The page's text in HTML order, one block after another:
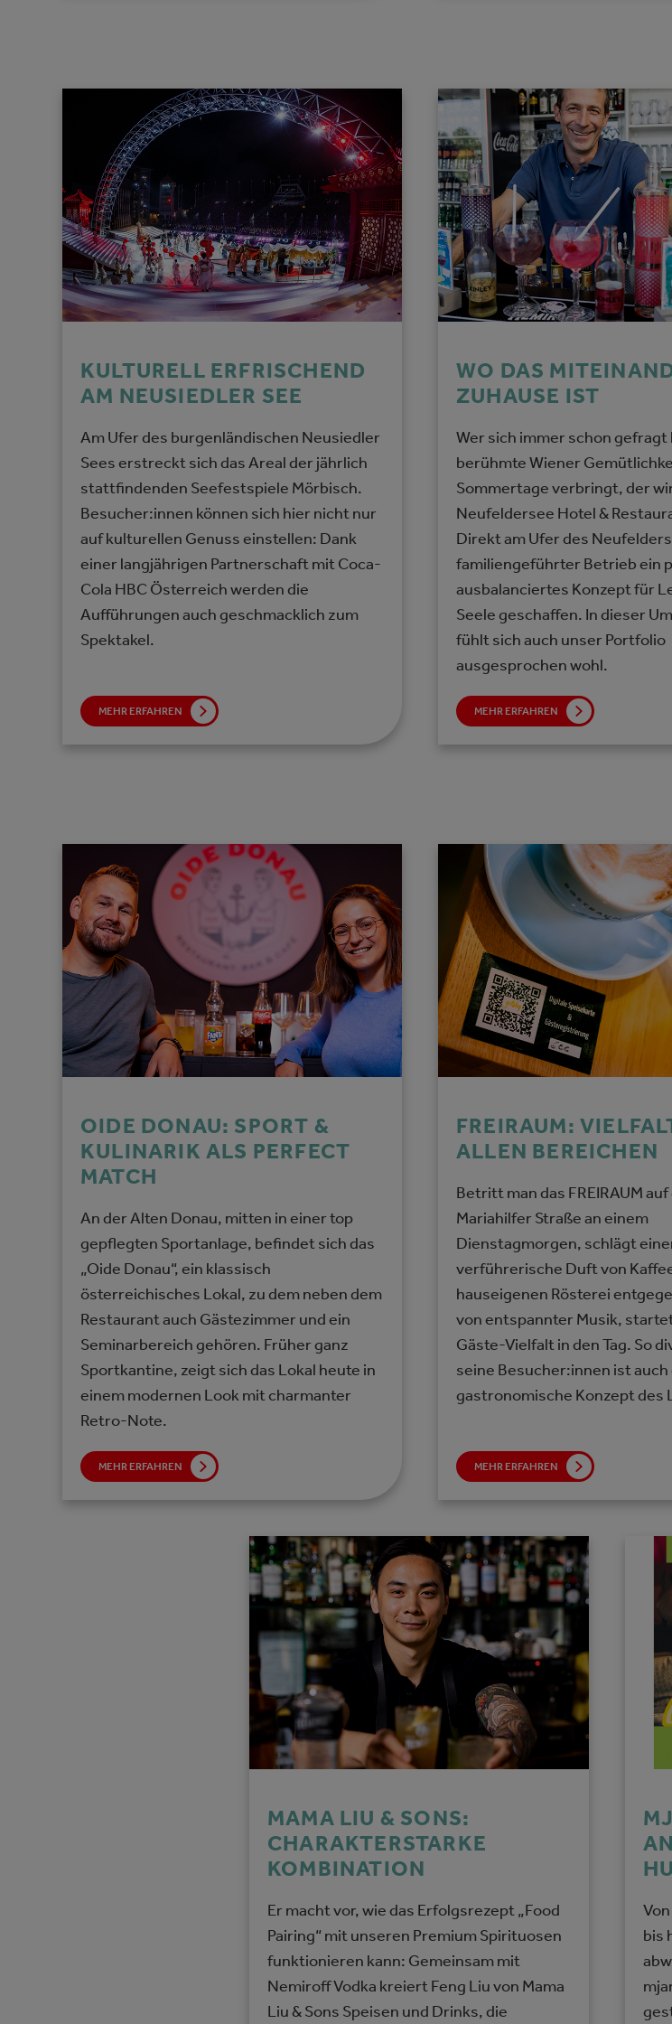
KULTURELL ERFRISCHEND
AM NEUSIEDLER SEE
Am Ufer des burgenländischen Neusiedler
Sees erstreckt sich das Areal der jährlich
stattfindenden Seefestspiele Mörbisch.
Besucher:innen können sich hier nicht nur
auf kulturellen Genuss einstellen: Dank
einer langjährigen Partnerschaft mit Coca-
Cola HBC Österreich werden die
Aufführungen auch geschmacklich zum
Spektakel.
MEHR ERFAHREN
WO DAS
ZUHAUSE IST
Wer sich immer schon gefragt
berühmte Wiener
Sommertage verbringt, der
Neufeldersee Hotel &
Direkt am Ufer des
familiengeführter Betrieb ein
ausbalanciertes Konzept für
Seele geschaffen. In dieser
fühlt sich auch unser Portfolio
ausgesprochen wohl.
MEHR ERFAHREN
OIDE DONAU: SPORT &
KULINARIK ALS PERFECT
MATCH
An der Alten Donau, mitten in einer top
gepflegten Sportanlage, befindet sich das
„Oide Donau“, ein klassisch
österreichisches Lokal, zu dem neben dem
Restaurant auch Gästezimmer und ein
Seminarbereich gehören. Früher ganz
Sportkantine, zeigt sich das Lokal heute in
einem modernen Look mit charmanter
Retro-Note.
MEHR ERFAHREN
FREIRAUM:
ALLEN BEREICHEN
Betritt man das FREIRAUM
Mariahilfer Straße an einem
Dienstagmorgen, schlägt
verführerische Duft von
hauseigenen Rösterei
von entspannter Musik,
Gäste-Vielfalt in den Tag. So
seine Besucher:innen ist auch
gastronomische Konzept des
MEHR ERFAHREN
MAMA LIU & SONS:
CHARAKTERSTARKE
KOMBINATION
Er macht vor, wie das Erfolgsrezept „Food
Pairing“ mit unseren Premium Spirituosen
funktionieren kann: Gemeinsam mit
Nemiroff Vodka kreiert Feng Liu von Mama
Liu & Sons Speisen und Drinks, die
bis